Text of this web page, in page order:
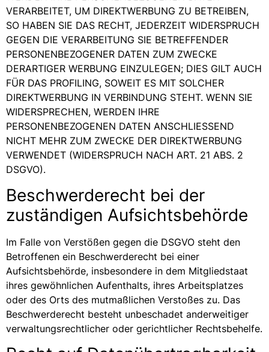
VERARBEITET, UM DIREKTWERBUNG ZU BETREIBEN,
SO HABEN SIE DAS RECHT, JEDERZEIT WIDERSPRUCH
GEGEN DIE VERARBEITUNG SIE BETREFFENDER
PERSONENBEZOGENER DATEN ZUM ZWECKE
DERARTIGER WERBUNG EINZULEGEN; DIES GILT AUCH
FÜR DAS PROFILING, SOWEIT ES MIT SOLCHER
DIREKTWERBUNG IN VERBINDUNG STEHT. WENN SIE
WIDERSPRECHEN, WERDEN IHRE
PERSONENBEZOGENEN DATEN ANSCHLIESSEND
NICHT MEHR ZUM ZWECKE DER DIREKTWERBUNG
VERWENDET (WIDERSPRUCH NACH ART. 21 ABS. 2
DSGVO).
Beschwerde­recht bei der
zuständigen Aufsichts­behörde
Im Falle von Verstößen gegen die DSGVO steht den
Betroffenen ein Beschwerderecht bei einer
Aufsichtsbehörde, insbesondere in dem Mitgliedstaat
ihres gewöhnlichen Aufenthalts, ihres Arbeitsplatzes
oder des Orts des mutmaßlichen Verstoßes zu. Das
Beschwerderecht besteht unbeschadet anderweitiger
verwaltungsrechtlicher oder gerichtlicher Rechtsbehelfe.